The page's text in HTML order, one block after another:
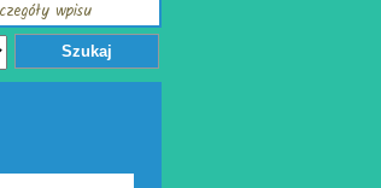
Szukaj